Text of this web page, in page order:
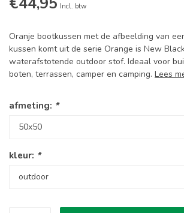
Incl. btw
Oranje bootkussen met de afbeelding van
kussen komt uit de serie Orange is New
waterafstotende outdoor stof. Ideaal voor
boten, terrassen, camper en camping. Lees
afmeting: *
kleur: *